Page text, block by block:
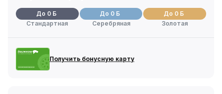
До 0 Б
Стандартная
До 0 Б
Серебряная
До 0 Б
Золотая
Получить бонусную карту